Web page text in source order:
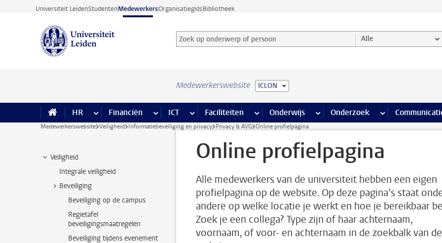
Ga direct naar de inhoud
Universiteit LeidenStudentenMedewerkersOrganisatiegidsBibliotheek
Zoek op onderwerp of persoon en selecteer categorie
Zoekterm Alle
Medewerkerswebsite ICLON
HR meer HR pagina’s
Financiën meer Financiën pagina’s
ICT meer ICT pagina’s
Faciliteiten meer Faciliteiten pagina’s
Onderwijs meer Onderwijs pagina’s
Onderzoek meer Onderzoek
Medewerkerswebsite Veiligheid Informatiebeveiliging en privacy Privacy & AVG Online profielpagina
Veiligheid
Integrale veiligheid
Beveiliging
Beveiliging op de campus
Regietafel
beveiligingsmaatregelen
Beveiliging tijdens evenement
Online profielpagina
Alle medewerkers van de universiteit hebben een eigen
profielpagina op de website. Op deze pagina’s staat
andere op welke locatie je werkt en hoe je bereikbaar
Zoek je een collega? Type zijn of haar achternaam,
voornaam, of voor- en achternaam in de zoekbalk van de